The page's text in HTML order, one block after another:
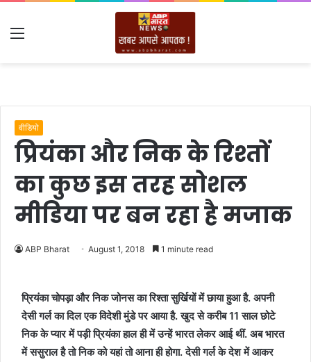
Menu
वीडियो
प्रियंका और निक के रिश्तों
का कुछ इस तरह सोशल
मीडिया पर बन रहा है मजाक
ABP Bharat August 1, 2018 1 minute read
प्रियंका चोपड़ा और निक जोनस का रिश्ता सुर्खियों में छाया हुआ है. अपनी
देसी गर्ल का दिल एक विदेशी मुंडे पर आया है. खुद से करीब 11 साल छोटे
निक के प्यार में पड़ी प्रियंका हाल ही में उन्हें भारत लेकर आई थीं. अब भारत
में ससुराल है तो निक को यहां तो आना ही होगा. देसी गर्ल के देश में आकर